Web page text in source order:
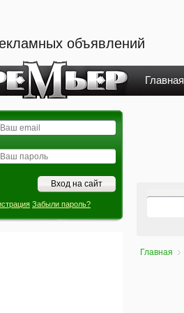
объявлений
Главная
Забыли пароль?
Главная